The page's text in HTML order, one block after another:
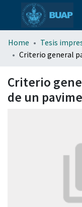
Home Tesis
Criterio
de un